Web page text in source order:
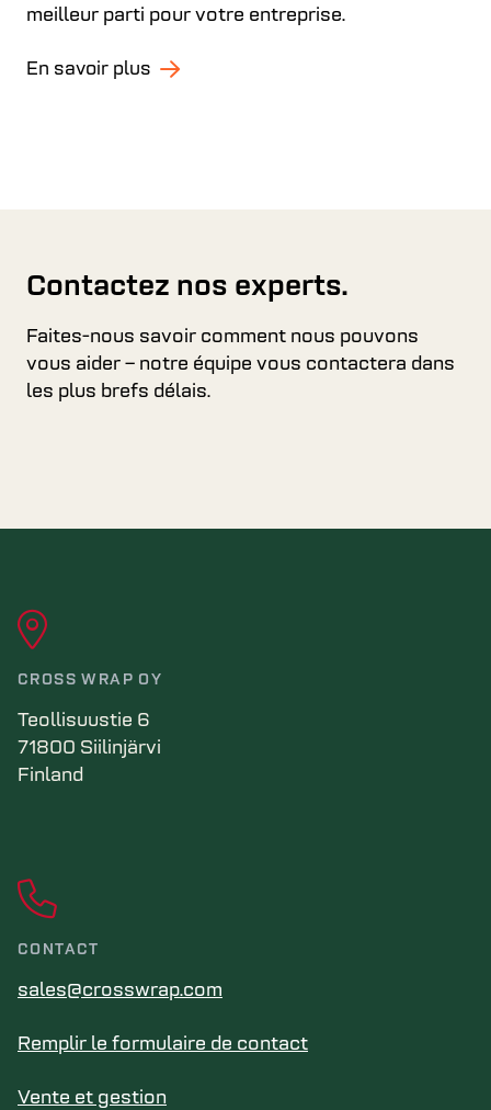
meilleur parti pour votre entreprise.
En savoir plus
Contactez nos experts.
Faites-nous savoir comment nous pouvons
vous aider – notre équipe vous contactera dans
les plus brefs délais.
CROSS WRAP OY
Teollisuustie 6
71800 Siilinjärvi
Finland
CONTACT
sales@crosswrap.com
Remplir le formulaire de contact
Vente et gestion